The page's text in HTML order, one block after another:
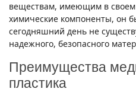
веществам, имеющим в
химические компоненты, он
сегодняшний день не
надежного, безопасного
Преимущества
пластика